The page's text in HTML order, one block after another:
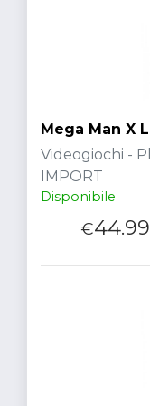
Mega Man X
Videogiochi -
IMPORT
Disponibile
€44.99